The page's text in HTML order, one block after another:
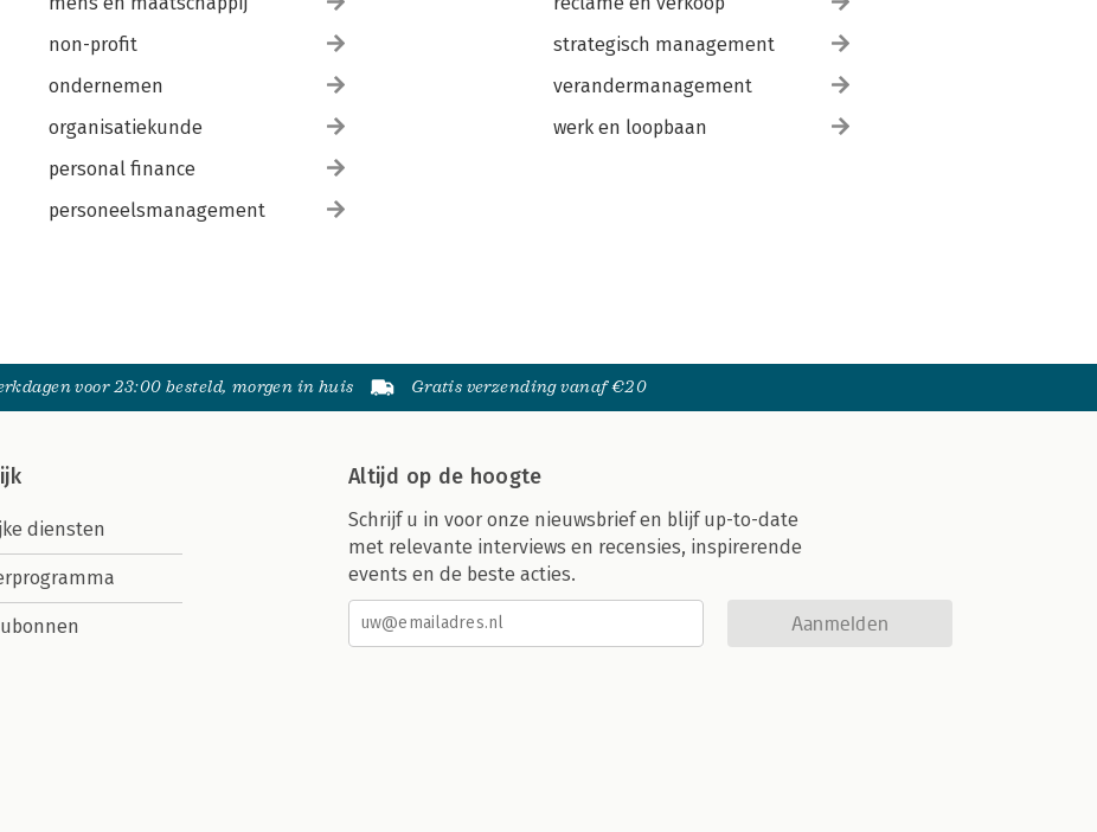
non-profit
ondernemen
organisatiekunde
personal finance
personeelsmanagement
strategisch management
verandermanagement
werk en loopbaan
voor 23:00 besteld, morgen in huis Gratis verzending vanaf €20
diensten
Altijd op de hoogte
Schrijf u in voor onze nieuwsbrief en blijf up-to-date
met relevante interviews en recensies, inspirerende
events en de beste acties.
Aanmelden